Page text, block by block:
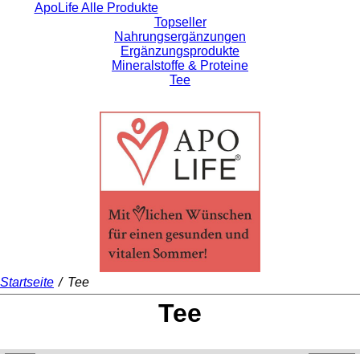
ApoLife Alle Produkte
Topseller
Nahrungsergänzungen
Ergänzungsprodukte
Mineralstoffe & Proteine
Tee
Startseite / Tee
Tee